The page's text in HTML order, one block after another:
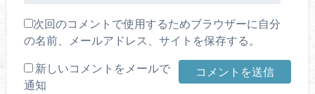
次回のコメントで使用するためブラウザーに自分
の名前、メールアドレス、サイトを保存する。
新しいコメントをメールで
通知